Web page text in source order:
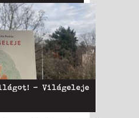
– Világeleje